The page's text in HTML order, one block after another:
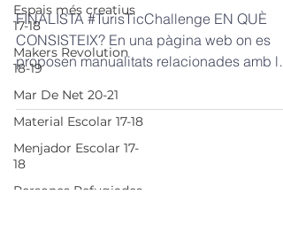
Espais més creatius
17-18
Makers Revolution
18-19
Mar De Net 20-21
Material Escolar 17-18
Menjador Escolar 17-
18
Persones Refugiades
FINALISTA #TurisTicChallenge EN QUÈ
CONSISTEIX? En una pàgina web on es
proposen manualitats relacionades amb la